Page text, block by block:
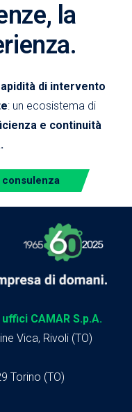
la
di intervento
: un ecosistema di
e continuità
CAMAR S.p.A.
Vica, Rivoli (TO)
Torino (TO)